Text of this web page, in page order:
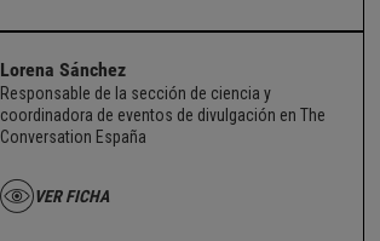
Lorena Sánchez
Responsable de la sección de ciencia y
coordinadora de eventos de divulgación en The
Conversation España
VER FICHA